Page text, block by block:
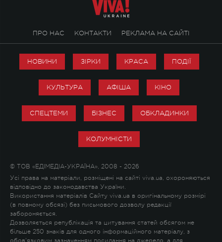
ПРО НАС КОНТАКТИ РЕКЛАМА НА САЙТІ
НОВИНИ ЗІРКИ КРАСА ПОДІЇ
КУЛЬТУРА АФІША КІНО
СПЕЦТЕМИ БІЗНЕС ОБКЛАДИНКИ
КОЛУМНІСТИ
© ТОВ «ЕДІМЕДІА-УКРАЇНА», 2008 - 2026
Усі права на матеріали, розміщені на сайті viva.ua, охороняються
відповідно до законодавства України.
Використання матеріалів Сайту viva.ua в оригінальному розмірі
(в повному обсязі) без письмового дозволу редакції
забороняється.
Дозволяється републікація та цитування статей обсягом не
більше 250 знаків для одного інформаційного матеріалу, з
обов'язковим зазначенням посилання на джерело, а для